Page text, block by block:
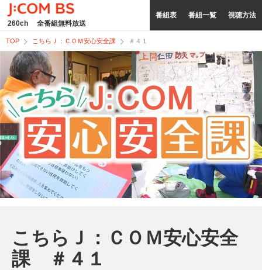
260ch 全番組無料放送
番組表 番組一覧 視聴方法
TOP こちらＪ：ＣＯＭ安心安全課 ＃４１
こちらＪ：ＣＯＭ安心安全
課 ＃４１